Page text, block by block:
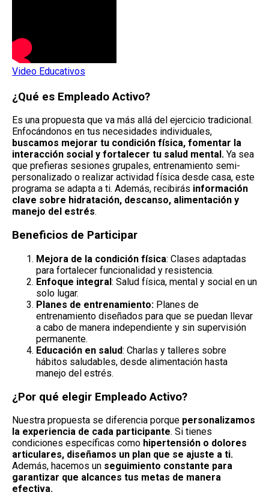
Video Educativos
¿Qué es Empleado Activo?
Es una propuesta que va más allá del ejercicio tradicional.
Enfocándonos en tus necesidades individuales,
buscamos mejorar tu condición física, fomentar la
interacción social y fortalecer tu salud mental. Ya sea
que prefieras sesiones grupales, entrenamiento semi-
personalizado o realizar actividad física desde casa, este
programa se adapta a ti. Además, recibirás información
clave sobre hidratación, descanso, alimentación y
manejo del estrés.
Beneficios de Participar
Mejora de la condición física: Clases adaptadas
para fortalecer funcionalidad y resistencia.
Enfoque integral: Salud física, mental y social en un
solo lugar.
Planes de entrenamiento: Planes de
entrenamiento diseñados para que se puedan llevar
a cabo de manera independiente y sin supervisión
permanente.
Educación en salud: Charlas y talleres sobre
hábitos saludables, desde alimentación hasta
manejo del estrés.
¿Por qué elegir Empleado Activo?
Nuestra propuesta se diferencia porque personalizamos
la experiencia de cada participante. Si tienes
condiciones específicas como hipertensión o dolores
articulares, diseñamos un plan que se ajuste a ti.
Además, hacemos un seguimiento constante para
garantizar que alcances tus metas de manera
efectiva.